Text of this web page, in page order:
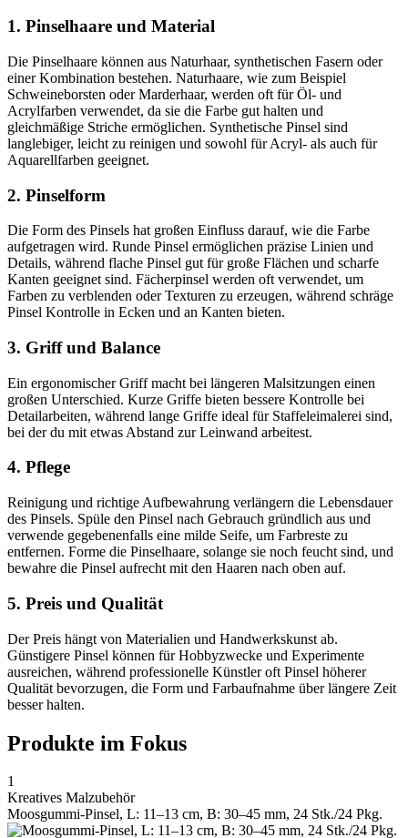
1. Pinselhaare und Material
Die Pinselhaare können aus Naturhaar, synthetischen Fasern oder
einer Kombination bestehen. Naturhaare, wie zum Beispiel
Schweineborsten oder Marderhaar, werden oft für Öl- und
Acrylfarben verwendet, da sie die Farbe gut halten und
gleichmäßige Striche ermöglichen. Synthetische Pinsel sind
langlebiger, leicht zu reinigen und sowohl für Acryl- als auch für
Aquarellfarben geeignet.
2. Pinselform
Die Form des Pinsels hat großen Einfluss darauf, wie die Farbe
aufgetragen wird. Runde Pinsel ermöglichen präzise Linien und
Details, während flache Pinsel gut für große Flächen und scharfe
Kanten geeignet sind. Fächerpinsel werden oft verwendet, um
Farben zu verblenden oder Texturen zu erzeugen, während schräge
Pinsel Kontrolle in Ecken und an Kanten bieten.
3. Griff und Balance
Ein ergonomischer Griff macht bei längeren Malsitzungen einen
großen Unterschied. Kurze Griffe bieten bessere Kontrolle bei
Detailarbeiten, während lange Griffe ideal für Staffeleimalerei sind,
bei der du mit etwas Abstand zur Leinwand arbeitest.
4. Pflege
Reinigung und richtige Aufbewahrung verlängern die Lebensdauer
des Pinsels. Spüle den Pinsel nach Gebrauch gründlich aus und
verwende gegebenenfalls eine milde Seife, um Farbreste zu
entfernen. Forme die Pinselhaare, solange sie noch feucht sind, und
bewahre die Pinsel aufrecht mit den Haaren nach oben auf.
5. Preis und Qualität
Der Preis hängt von Materialien und Handwerkskunst ab.
Günstigere Pinsel können für Hobbyzwecke und Experimente
ausreichen, während professionelle Künstler oft Pinsel höherer
Qualität bevorzugen, die Form und Farbaufnahme über längere Zeit
besser halten.
Produkte im Fokus
1
Kreatives Malzubehör
Moosgummi-Pinsel, L: 11–13 cm, B: 30–45 mm, 24 Stk./24 Pkg.